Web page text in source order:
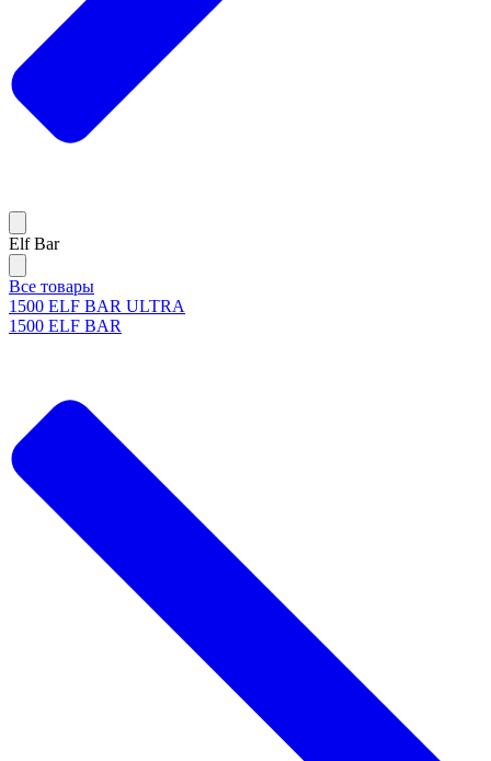
Elf Bar
Все товары
1500 ELF BAR ULTRA
1500 ELF BAR